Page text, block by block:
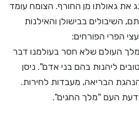
את גאולתו מן החורף. הצומח עומד
השיבולים בבישולן והאילנות
הפרי הפורחים:
העולם שלא חסר בעולמנו דבר
ליהנות בהם בני אדם". ניסן
הבריאה, מעבדות לחירות.
העם "מלך החגים".